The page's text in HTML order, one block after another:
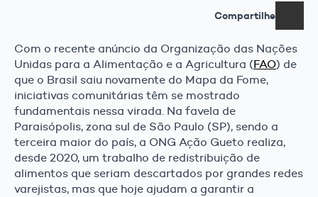
Compartilhe
Com o recente anúncio da Organização das Nações
Unidas para a Alimentação e a Agricultura (FAO) de
que o Brasil saiu novamente do Mapa da Fome,
iniciativas comunitárias têm se mostrado
fundamentais nessa virada. Na favela de
Paraisópolis, zona sul de São Paulo (SP), sendo a
terceira maior do país, a ONG Ação Gueto realiza,
desde 2020, um trabalho de redistribuição de
alimentos que seriam descartados por grandes redes
varejistas, mas que hoje ajudam a garantir a